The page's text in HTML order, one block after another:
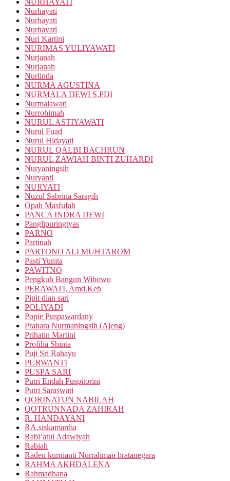
NURHAYATI
Nurhayati
Nurhayati
Nurhayati
Nuri Kartini
NURIMAS YULIYAWATI
Nurjanah
Nurjanah
Nurlinda
NURMA AGUSTINA
NURMALA DEWI S.PDI
Nurmalawati
Nurrohimah
NURUL ASTIYAWATI
Nurul Fuad
Nurul Hidayati
NURUL QALBI BACHRUN
NURUL ZAWIAH BINTI ZUHARDI
Nuryaningsih
Nuryanti
NURYATI
Nuzul Sabrina Saragih
Opah Masfufah
PANCA INDRA DEWI
Panglipuringtyas
PARNO
Partinah
PARTONO ALI MUHTAROM
Pasti Yunita
PAWITNO
Pengkuh Bangun Wibowo
PERAWATI, Amd.Keb
Pipit dian sari
POLIYADI
Popie Puspawardany
Prahara Nurmaningsih (Ajeng)
Prihatin Martini
Profilia Shinta
Puji Sri Rahayu
PURWANTI
PUSPA SARI
Putri Endah Puspitorini
Putri Saraswati
QORINATUN NABILAH
QOTRUNNADA ZAHIRAH
R. HANDAYANI
RA.siskamardia
Rabi’atul Adawiyah
Rabiah
Raden kurnianti Nurrahman bratanegara
RAHMA AKHDALENA
Rahmadhana